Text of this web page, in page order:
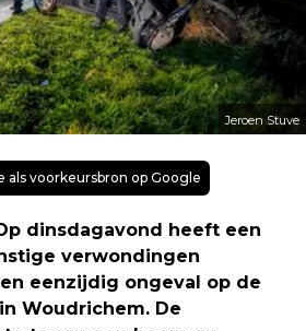
Jeroen Stuve
als voorkeursbron op Google
dinsdagavond heeft een
verwondingen
eenzijdig ongeval op de
Woudrichem. De